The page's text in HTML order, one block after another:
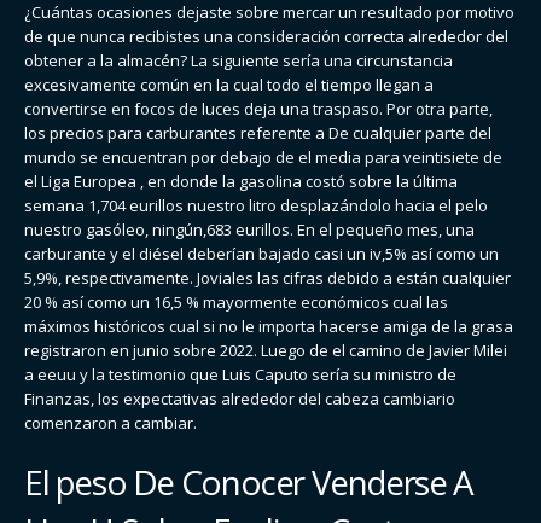
¿Cuántas ocasiones dejaste sobre mercar un resultado por motivo
de que nunca recibistes una consideración correcta alrededor del
obtener a la almacén? La siguiente sería una circunstancia
excesivamente común en la cual todo el tiempo llegan a
convertirse en focos de luces deja una traspaso. Por otra parte,
los precios para carburantes referente a De cualquier parte del
mundo se encuentran por debajo de el media para veintisiete de
el Liga Europea , en donde la gasolina costó sobre la última
semana 1,704 eurillos nuestro litro desplazándolo hacia el pelo
nuestro gasóleo, ningún,683 eurillos. En el pequeño mes, una
carburante y el diésel deberían bajado casi un iv,5% así­ como un
5,9%, respectivamente. Joviales las cifras debido a están cualquier
20 % así­ como un 16,5 % mayormente económicos cual las
máximos históricos cual si no le importa hacerse amiga de la grasa
registraron en junio sobre 2022. Luego de el camino de Javier Milei
a eeuu y la testimonio que Luis Caputo sería su ministro de
Finanzas, los expectativas alrededor del cabeza cambiario
comenzaron a cambiar.
El peso De Conocer Venderse A